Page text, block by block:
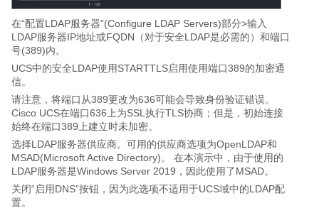
在“配置LDAP服务器”(Configure LDAP Servers)部分>输入
LDAP服务器IP地址或FQDN（对于安全LDAP是必需的）和端口
号(389)内。
UCS中的安全LDAP使用STARTTLS启用使用端口389的加密通
信。
请注意，将端口从389更改为636可能会导致身份验证错误。
Cisco UCS在端口636上为SSL执行TLS协商；但是，初始连接
始终在端口389上建立时未加密。
选择LDAP服务器供应商。可用的供应商选项为OpenLDAP和
MSAD(Microsoft Active Directory)。 在本演示中，由于使用的
LDAP服务器是Windows Server 2019，因此使用了MSAD。
关闭“启用DNS”按钮，因为此选项不适用于UCS域中的LDAP配
置。